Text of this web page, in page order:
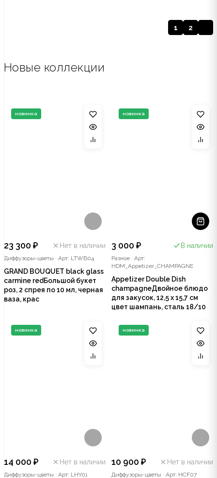
1 2
Новые коллекции
новинка
23 300 ₽ Нет в наличии
Диффузоры-цветы · Арт: LTWB04
GRAND BOUQUET black glass
carmine redБольшой букет
роз, 2 спрея по 10 мл, черная
ваза, крас
новинка
3 000 ₽ В наличии
Разное · Арт:
HDM_Appetizer_CHAMPAGNE
Appetizer Double Dish
champagneДвойное блюдо
для закусок, 12,5 х 15,7 см
цвет шампань, сталь 18/10
новинка
14 000 ₽ Нет в наличии
Диффузоры-цветы · Арт: LHY01
новинка
10 900 ₽ Нет в наличии
Диффузоры-цветы · Арт: HCF07